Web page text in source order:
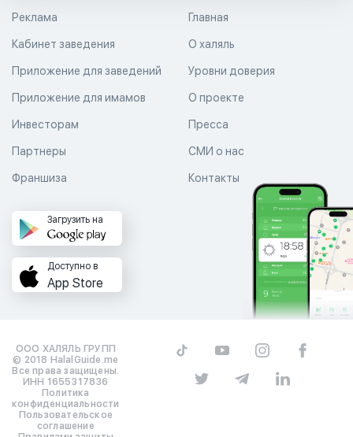
Главная
О халяль
Уровни доверия
Реклама
Кабинет заведения
Приложение для заведений
Приложение для имамов О проекте
Пресса
СМИ о нас
Контакты
Инвесторам
Партнеры
Франшиза
Загрузить на
Доступно в
App Store
ООО ХАЛЯЛЬ ГРУПП
© 2018 HalalGuide.me
Все права защищены.
ИНН 1655317836
Политика
конфиденциальности
Пользовательское
соглашение